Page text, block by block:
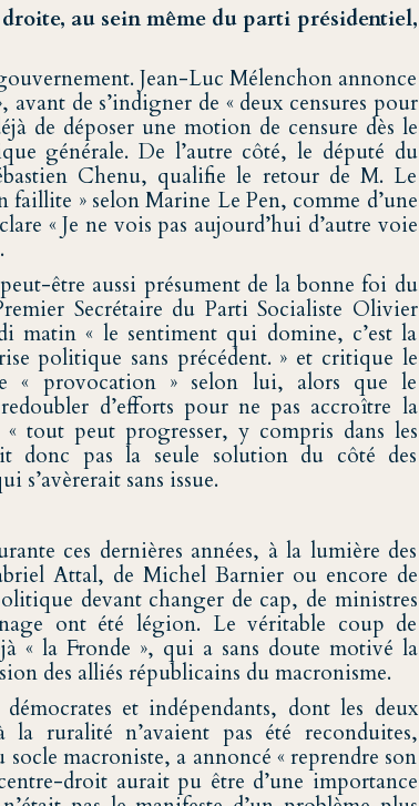
au sein même du parti présidentiel,
Jean-Luc Mélenchon annonce
de s’indigner de « deux censures pour
de déposer une motion de censure dès le
générale. De l’autre côté, le député du
Chenu, qualifie le retour de M. Le
faillite » selon Marine Le Pen, comme d’une
« Je ne vois pas aujourd’hui d’autre voie
être aussi présument de la bonne foi du
Secrétaire du Parti Socialiste Olivier
matin « le sentiment qui domine, c’est la
politique sans précédent. » et critique le
« provocation » selon lui, alors que le
d’efforts pour ne pas accroître la
tout peut progresser, y compris dans les
donc pas la seule solution du côté des
s’avèrerait sans issue.
ces dernières années, à la lumière des
Attal, de Michel Barnier ou encore de
devant changer de cap, de ministres
ont été légion. Le véritable coup de
« la Fronde », qui a sans doute motivé la
des alliés républicains du macronisme.
et indépendants, dont les deux
ruralité n’avaient pas été reconduites,
macroniste, a annoncé « reprendre son
droit aurait pu être d’une importance